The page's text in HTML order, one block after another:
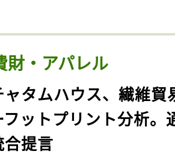
財・アパレル
ャタムハウス、繊維貿
ットプリント分析。
提言